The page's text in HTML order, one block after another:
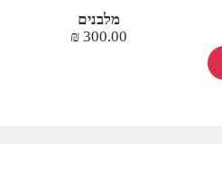
מלבנים
300.00
₪